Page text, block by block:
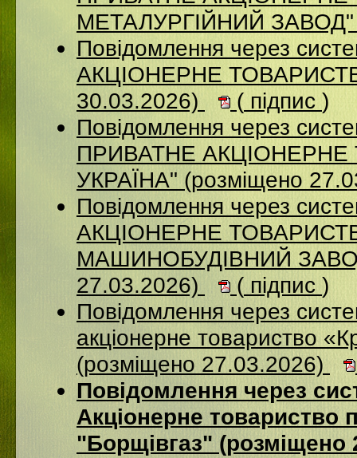
МЕТАЛУРГІЙНИЙ ЗАВОД"
Повідомлення через
АКЦІОНЕРНЕ
30.03.2026)
( підпис )
Повідомлення через
ПРИВАТНЕ
УКРАЇНА" (розміщено
Повідомлення через
АКЦІОНЕРНЕ
МАШИНОБУДІВНИЙ
27.03.2026)
( підпис )
Повідомлення через
акціонерне товариство
(розміщено 27.03.2026)
Повідомлення через
Акцiонерне товариство
"Борщiвгаз" (розміщено